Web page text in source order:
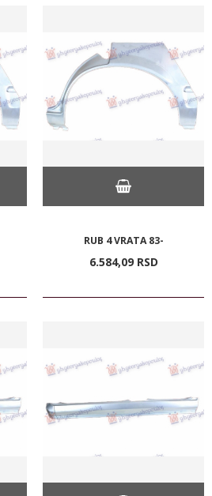
RUB 4 VRATA 83-
6.584,09 RSD